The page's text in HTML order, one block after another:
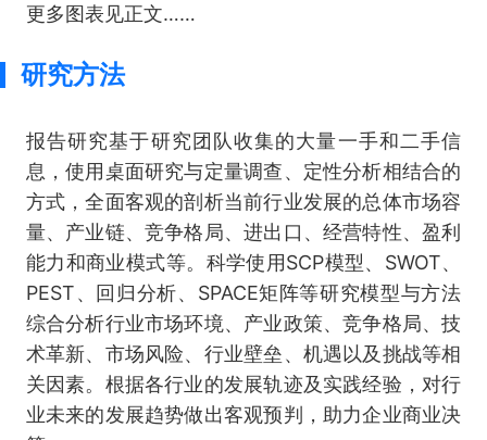
更多图表见正文……
研究方法
报告研究基于研究团队收集的大量一手和二手信
息，使用桌面研究与定量调查、定性分析相结合的
方式，全面客观的剖析当前行业发展的总体市场容
量、产业链、竞争格局、进出口、经营特性、盈利
能力和商业模式等。科学使用SCP模型、SWOT、
PEST、回归分析、SPACE矩阵等研究模型与方法
综合分析行业市场环境、产业政策、竞争格局、技
术革新、市场风险、行业壁垒、机遇以及挑战等相
关因素。根据各行业的发展轨迹及实践经验，对行
业未来的发展趋势做出客观预判，助力企业商业决